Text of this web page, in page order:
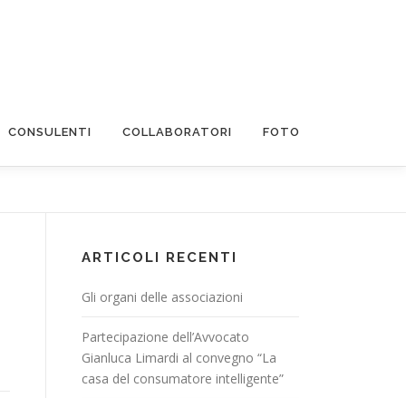
CONSULENTI COLLABORATORI FOTO
ARTICOLI RECENTI
Gli organi delle associazioni
Partecipazione dell’Avvocato
Gianluca Limardi al convegno “La
casa del consumatore intelligente”